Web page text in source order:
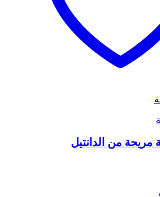
مريحة من الدانتيل